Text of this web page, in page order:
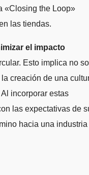
«Closing the Loop»
las tiendas.
el impacto
Esto implica no
creación de una
incorporar estas
las expectativas de
hacia una industria